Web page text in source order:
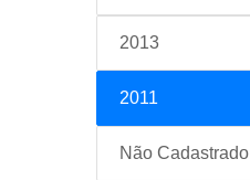
2013
2011
Não Cadastrado